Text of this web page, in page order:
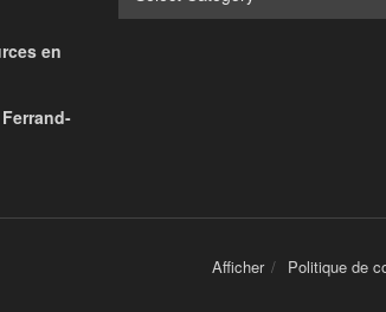
NOUVELLES POPULAIRES